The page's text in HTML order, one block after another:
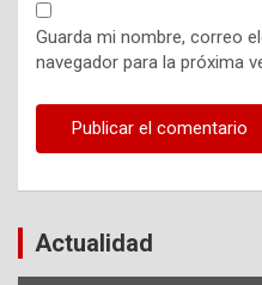
Guarda mi nombre, correo
navegador para la próxima
Actualidad